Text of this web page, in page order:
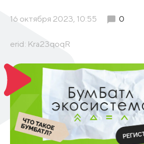
16 октября 2023, 10:55 0
erid: Kra23qoqR